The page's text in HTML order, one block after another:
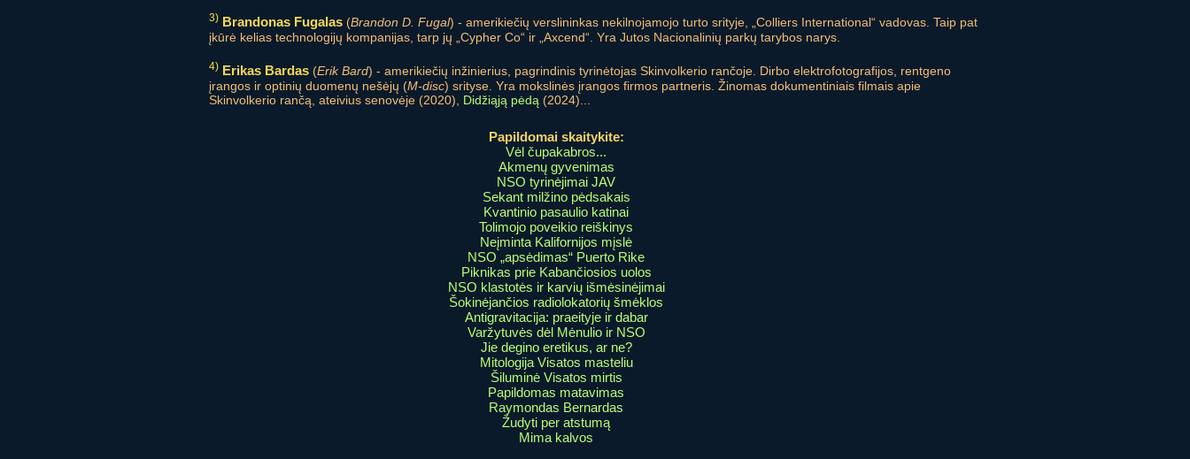
3) Brandonas Fugalas (Brandon D. Fugal) - amerikiečių verslininkas nekilnojamojo turto srityje, „Colliers International“ vadovas. Taip pat
įkūrė kelias technologijų kompanijas, tarp jų „Cypher Co“ ir „Axcend“. Yra Jutos Nacionalinių parkų tarybos narys.
4) Erikas Bardas (Erik Bard) - amerikiečių inžinierius, pagrindinis tyrinėtojas Skinvolkerio rančoje. Dirbo elektrofotografijos, rentgeno
įrangos ir optinių duomenų nešėjų (M-disc) srityse. Yra mokslinės įrangos firmos partneris. Žinomas dokumentiniais filmais apie
Skinvolkerio rančą, ateivius senovėje (2020), Didžiąją pėdą (2024)...
Papildomai skaitykite:
Vėl čupakabros...
Akmenų gyvenimas
NSO tyrinėjimai JAV
Sekant milžino pėdsakais
Kvantinio pasaulio katinai
Tolimojo poveikio reiškinys
Neįminta Kalifornijos mįslė
NSO „apsėdimas“ Puerto Rike
Piknikas prie Kabančiosios uolos
NSO klastotės ir karvių išmėsinėjimai
Šokinėjančios radiolokatorių šmėklos
Antigravitacija: praeityje ir dabar
Varžytuvės dėl Mėnulio ir NSO
Jie degino eretikus, ar ne?
Mitologija Visatos masteliu
Šiluminė Visatos mirtis
Papildomas matavimas
Raymondas Bernardas
Žudyti per atstumą
Mima kalvos